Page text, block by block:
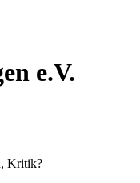
e.V.
Kritik?